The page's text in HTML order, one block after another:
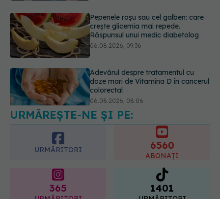
Adevărul despre tratamentul cu
doze mari de Vitamina D în cancerul
colorectal
06.08.2026, 08:06
Trei lucruri pe care trebuie să le faci
după 45 de ani ca să întârzii
demența cu până la 13 ani
06.08.2026, 13:03
URMĂREȘTE-NE ȘI PE:
URMĂRITORI 6560
ABONAȚI
365 1401